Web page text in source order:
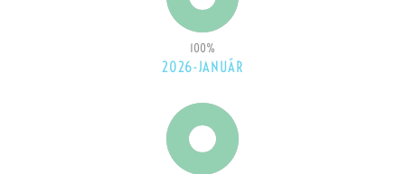
100%
2026-JANUÁR